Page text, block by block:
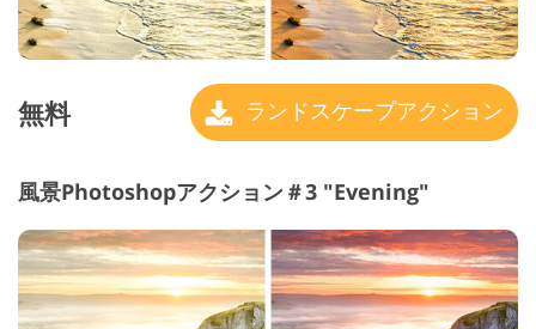
無料 ランドスケープアクション
風景Photoshopアクション＃3 "Evening"